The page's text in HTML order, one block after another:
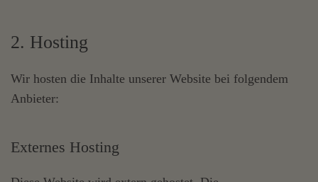
2. Hosting
Wir hosten die Inhalte unserer Website bei folgendem
Anbieter:
Externes Hosting